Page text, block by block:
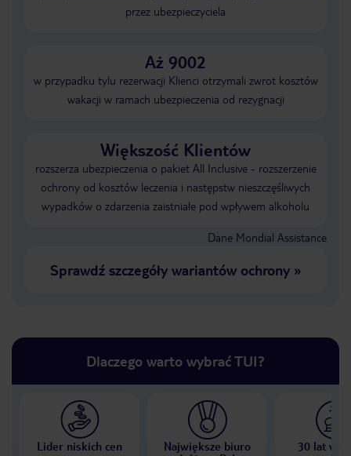
przez ubezpieczyciela
Aż 9002
w przypadku tylu rezerwacji Klienci otrzymali zwrot kosztów
wakacji w ramach ubezpieczenia od rezygnacji
Większość Klientów
rozszerza ubezpieczenia o pakiet All Inclusive - rozszerzenie
ochrony od kosztów leczenia i następstw nieszczęśliwych
wypadków o zdarzenia zaistniałe pod wpływem alkoholu
Dane Mondial Assistance
Sprawdź szczegóły wariantów ochrony»
Dlaczego warto wybrać TUI?
Lider niskich cen
Największe biuro
30 lat w